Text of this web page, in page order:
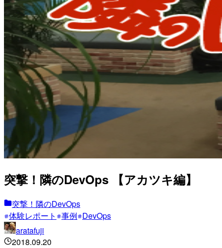
突撃！隣のDevOps 【アカツキ編】
突撃！隣のDevOps
体験レポート
事例 DevOps
aratafuji
2018.09.20